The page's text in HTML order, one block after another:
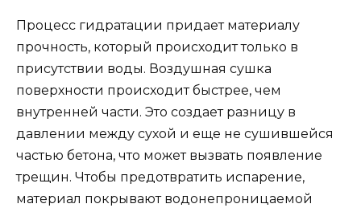
Процесс гидратации придает материалу
прочность, который происходит только в
присутствии воды. Воздушная сушка
поверхности происходит быстрее, чем
внутренней части. Это создает разницу в
давлении между сухой и еще не сушившейся
частью бетона, что может вызвать появление
трещин. Чтобы предотвратить испарение,
материал покрывают водонепроницаемой